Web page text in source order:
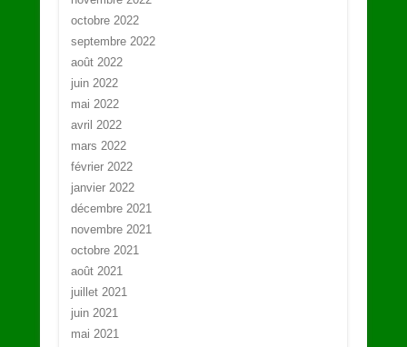
octobre 2022
septembre 2022
août 2022
juin 2022
mai 2022
avril 2022
mars 2022
février 2022
janvier 2022
décembre 2021
novembre 2021
octobre 2021
août 2021
juillet 2021
juin 2021
mai 2021